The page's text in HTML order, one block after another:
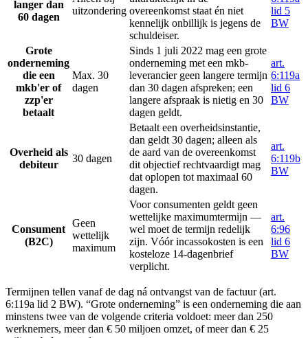
langer dan
60 dagen
uitzondering overeenkomst staat én niet
kennelijk onbillijk is jegens de
schuldeiser.
lid 5
BW
Grote
onderneming
die een
mkb'er of
zzp'er
betaalt
Max. 30
dagen
Sinds 1 juli 2022 mag een grote
onderneming met een mkb-
leverancier geen langere termijn
dan 30 dagen afspreken; een
langere afspraak is nietig en 30
dagen geldt.
art.
6:119a
lid 6
BW
Overheid als
debiteur
30 dagen
Betaalt een overheidsinstantie,
dan geldt 30 dagen; alleen als
de aard van de overeenkomst
dit objectief rechtvaardigt mag
dat oplopen tot maximaal 60
dagen.
art.
6:119b
BW
Consument
(B2C)
Geen
wettelijk
maximum
Voor consumenten geldt geen
wettelijke maximumtermijn —
wel moet de termijn redelijk
zijn. Vóór incassokosten is een
kosteloze 14-dagenbrief
verplicht.
art.
6:96
lid 6
BW
Termijnen tellen vanaf de dag ná ontvangst van de factuur (art.
6:119a lid 2 BW). “Grote onderneming” is een onderneming die aan
minstens twee van de volgende criteria voldoet: meer dan 250
werknemers, meer dan € 50 miljoen omzet, of meer dan € 25